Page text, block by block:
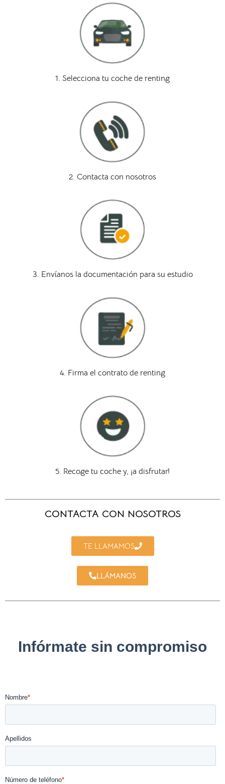
1. Selecciona tu coche de renting
2. Contacta con nosotros
3. Envíanos la documentación para su estudio
4. Firma el contrato de renting
5. Recoge tu coche y, ¡a disfrutar!
CONTACTA CON NOSOTROS
TE LLAMAMOS
LLÁMANOS